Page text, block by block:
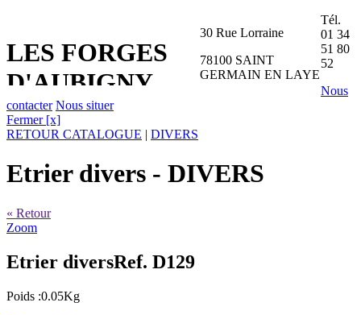
LES FORGES
D'AUBIGNY
30 Rue Lorraine
78100 SAINT
GERMAIN EN LAYE
Tél.
01 34
51 80
52
Nous
contacter Nous situer
Fermer [x]
RETOUR CATALOGUE | DIVERS
Etrier divers - DIVERS
« Retour
Zoom
Etrier diversRef. D129
Poids :0.05Kg